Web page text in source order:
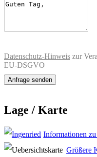
Datenschutz-Hinweis zur
EU-DSGVO
Lage / Karte
Informationen
Größere